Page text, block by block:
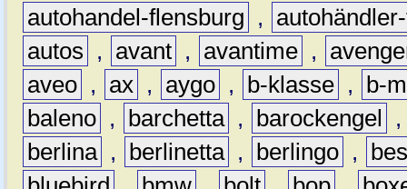
autohandel-flensburg
,
autos
, avant , avantime ,
aveo , ax , aygo , b-klasse ,
b-
baleno , barchetta , barockengel
berlina , berlinetta , berlingo ,